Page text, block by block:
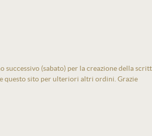
(sabato) per la creazione della
questo sito per ulteriori altri ordini. Grazie